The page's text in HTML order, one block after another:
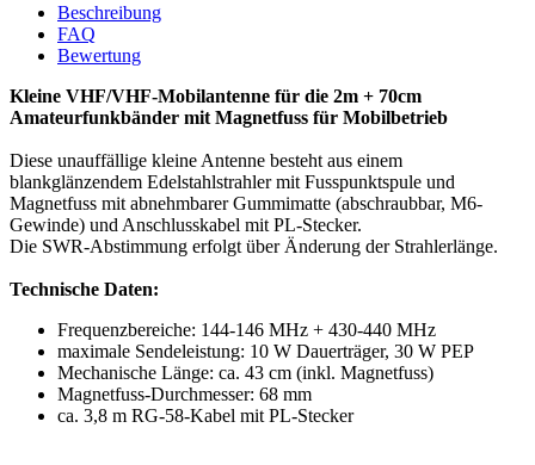
Beschreibung
FAQ
Bewertung
Kleine VHF/VHF-Mobilantenne für die 2m + 70cm
Amateurfunkbänder mit Magnetfuss für Mobilbetrieb
Diese unauffällige kleine Antenne besteht aus einem
blankglänzendem Edelstahlstrahler mit Fusspunktspule und
Magnetfuss mit abnehmbarer Gummimatte (abschraubbar, M6-
Gewinde) und Anschlusskabel mit PL-Stecker.
Die SWR-Abstimmung erfolgt über Änderung der Strahlerlänge.
Technische Daten:
Frequenzbereiche: 144-146 MHz + 430-440 MHz
maximale Sendeleistung: 10 W Dauerträger, 30 W PEP
Mechanische Länge: ca. 43 cm (inkl. Magnetfuss)
Magnetfuss-Durchmesser: 68 mm
ca. 3,8 m RG-58-Kabel mit PL-Stecker